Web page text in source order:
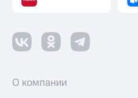
О компании